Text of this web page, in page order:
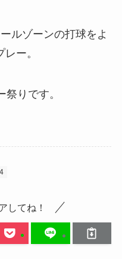
ルゾーンの打球をよ
ー。
りです。
してね！